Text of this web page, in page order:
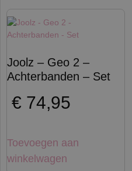
Joolz – Geo 2 –
Achterbanden – Set
€ 74,95
Toevoegen aan
winkelwagen